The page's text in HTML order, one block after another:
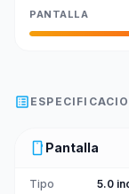
PANTALLA
list_alt
smartphone Pantalla
Tipo 5.0